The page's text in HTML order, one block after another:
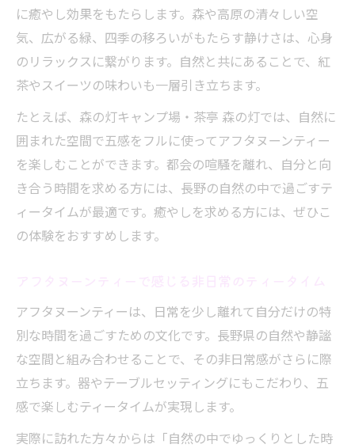
に癒やし効果をもたらします。森や高原の清々しい空
気、広がる緑、四季の移ろいがもたらす静けさは、心身
のリラックスに繋がります。自然と共にあることで、紅
茶やスイーツの味わいも一層引き立ちます。
たとえば、森の灯キャンプ場・茶亭 森の灯では、自然に
囲まれた空間で五感をフルに使ってアフタヌーンティー
を楽しむことができます。都会の喧騒を離れ、自分と向
き合う時間を求める方には、長野の自然の中で過ごすテ
ィータイムが最適です。癒やしを求める方には、ぜひこ
の体験をおすすめします。
アフタヌーンティーは、日常を少し離れて自分だけの特
別な時間を過ごすための文化です。長野県の自然や静謐
な空間と組み合わせることで、その非日常感がさらに際
立ちます。器やテーブルセッティングにもこだわり、五
感で楽しむティータイムが実現します。
実際に訪れた方々からは「自然の中でゆっくりとした時